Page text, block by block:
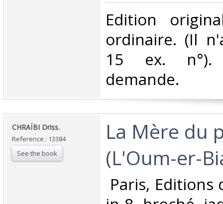
‎Edition
ordinaire. (Il
15 ex. n°).
demande.‎
‎CHRAÏBI Driss.‎
Reference : 13384
See the book
‎La Mère du
(L'Oum-er-
Paris, Editions